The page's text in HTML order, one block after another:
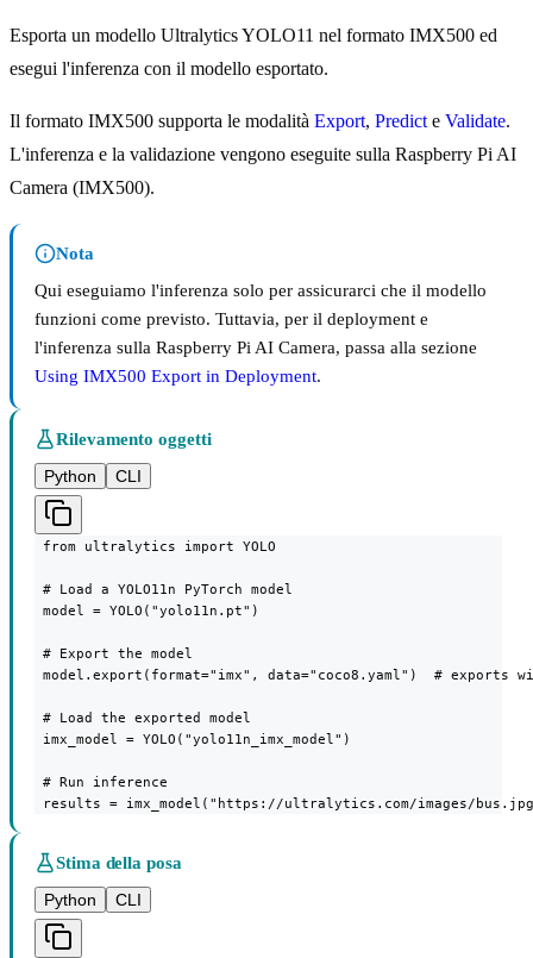
Esporta un modello Ultralytics YOLO11 nel formato IMX500 ed
esegui l'inferenza con il modello esportato.
Il formato IMX500 supporta le modalità Export, Predict e Validate.
L'inferenza e la validazione vengono eseguite sulla Raspberry Pi AI
Camera (IMX500).
Nota
Qui eseguiamo l'inferenza solo per assicurarci che il modello
funzioni come previsto. Tuttavia, per il deployment e
l'inferenza sulla Raspberry Pi AI Camera, passa alla sezione
Using IMX500 Export in Deployment.
Rilevamento oggetti
Python
CLI
from ultralytics import YOLO
# Load a YOLO11n PyTorch model
model = YOLO("yolo11n.pt")
# Export the model
model.export(format="imx", data="coco8.yaml")  # exports
# Load the exported model
imx_model = YOLO("yolo11n_imx_model")
# Run inference
results = imx_model("https://ultralytics.com/images/
Stima della posa
Python
CLI